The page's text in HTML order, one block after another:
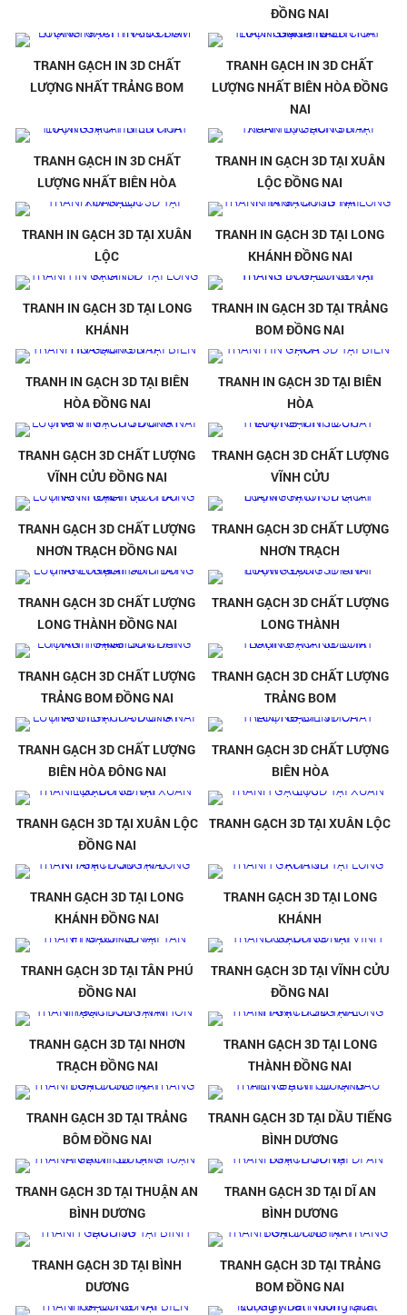
ĐỒNG NAI
TRANH GẠCH IN 3D CHẤT
LƯỢNG NHẤT TRẢNG BOM
TRANH GẠCH IN 3D CHẤT
LƯỢNG NHẤT BIÊN HÒA ĐỒNG
NAI
TRANH GẠCH IN 3D CHẤT
LƯỢNG NHẤT BIÊN HÒA
TRANH IN GẠCH 3D TẠI XUÂN
LỘC ĐỒNG NAI
TRANH IN GẠCH 3D TẠI XUÂN
LỘC
TRANH IN GẠCH 3D TẠI LONG
KHÁNH ĐỒNG NAI
TRANH IN GẠCH 3D TẠI LONG
KHÁNH
TRANH IN GẠCH 3D TẠI TRẢNG
BOM ĐỒNG NAI
TRANH IN GẠCH 3D TẠI BIÊN
HÒA ĐỒNG NAI
TRANH IN GẠCH 3D TẠI BIÊN
HÒA
TRANH GẠCH 3D CHẤT LƯỢNG
VĨNH CỬU ĐỒNG NAI
TRANH GẠCH 3D CHẤT LƯỢNG
VĨNH CỬU
TRANH GẠCH 3D CHẤT LƯỢNG
NHƠN TRẠCH ĐỒNG NAI
TRANH GẠCH 3D CHẤT LƯỢNG
NHƠN TRẠCH
TRANH GẠCH 3D CHẤT LƯỢNG
LONG THÀNH ĐỒNG NAI
TRANH GẠCH 3D CHẤT LƯỢNG
LONG THÀNH
TRANH GẠCH 3D CHẤT LƯỢNG
TRẢNG BOM ĐỒNG NAI
TRANH GẠCH 3D CHẤT LƯỢNG
TRẢNG BOM
TRANH GẠCH 3D CHẤT LƯỢNG
BIÊN HÒA ĐÔNG NAI
TRANH GẠCH 3D CHẤT LƯỢNG
BIÊN HÒA
TRANH GẠCH 3D TẠI XUÂN LỘC
ĐỒNG NAI
TRANH GẠCH 3D TẠI XUÂN LỘC
TRANH GẠCH 3D TẠI LONG
KHÁNH ĐỒNG NAI
TRANH GẠCH 3D TẠI LONG
KHÁNH
TRANH GẠCH 3D TẠI TÂN PHÚ
ĐỒNG NAI
TRANH GẠCH 3D TẠI VĨNH CỬU
ĐỒNG NAI
TRANH GẠCH 3D TẠI NHƠN
TRẠCH ĐỒNG NAI
TRANH GẠCH 3D TẠI LONG
THÀNH ĐỒNG NAI
TRANH GẠCH 3D TẠI TRẢNG
BÔM ĐỒNG NAI
TRANH GẠCH 3D TẠI DẦU TIẾNG
BÌNH DƯƠNG
TRANH GẠCH 3D TẠI THUẬN AN
BÌNH DƯƠNG
TRANH GẠCH 3D TẠI DĨ AN
BÌNH DƯƠNG
TRANH GẠCH 3D TẠI BÌNH
DƯƠNG
TRANH GẠCH 3D TẠI TRẢNG
BOM ĐỒNG NAI